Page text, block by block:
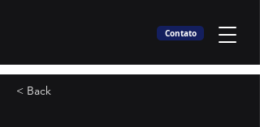
Contato
< Back